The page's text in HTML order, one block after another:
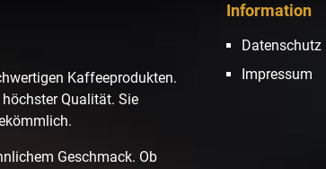
Kaffeeprodukten.
Qualität. Sie
Geschmack. Ob
Information
Datenschutz
Impressum